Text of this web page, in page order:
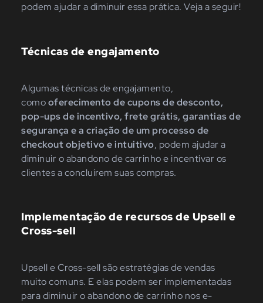
podem ajudar a diminuir essa prática. Veja a seguir!
Técnicas de engajamento
Algumas técnicas de engajamento,
comooferecimento de cupons de desconto,
pop-ups de incentivo, frete grátis, garantias de
segurança e a criação de um processo de
checkout objetivo e intuitivo, podem ajudar a
diminuir o abandono de carrinho e incentivar os
clientes a concluírem suas compras.
Implementação de recursos de Upsell e
Cross-sell
Upsell e Cross-sell são estratégias de vendas
muito comuns. E elas podem ser implementadas
para diminuir o abandono de carrinho nos e-